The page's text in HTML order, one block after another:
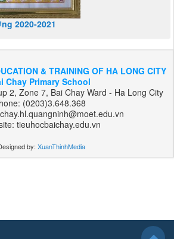
2020-2021
& TRAINING OF HA LONG CITY
Chay Primary School
2, Zone 7, Bai Chay Ward - Ha Long City
(0203)3.648.368
tieuhocbaichay.edu.vn
by: XuanThinhMedia